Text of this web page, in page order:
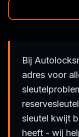
Bij
adres voor
sleutel kwijt
heeft - wij